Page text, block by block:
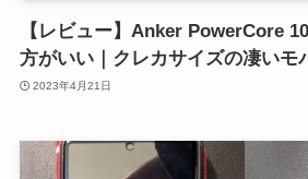
【レビュー】Anker PowerCore
方がいい｜クレカサイズの凄いモ
2023年4月21日